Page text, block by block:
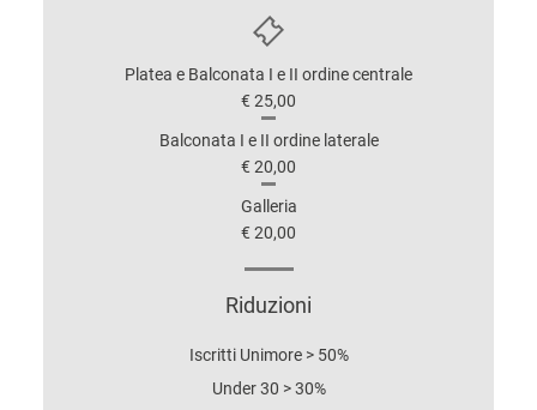
Platea e Balconata I e II ordine centrale
€ 25,00
Balconata I e II ordine laterale
€ 20,00
Galleria
€ 20,00
Riduzioni
Iscritti Unimore > 50%
Under 30 > 30%